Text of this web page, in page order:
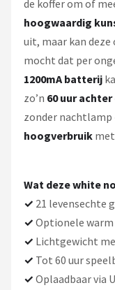
de koffer om of
hoogwaardig
uit, maar kan deze
mocht dat per
1200mA batterij
zo’n 60 uur
zonder nachtlamp
hoogverbruik
Wat deze white
✓ 21 levensechte
✓ Optionele
✓ Lichtgewicht
✓ Tot 60 uur
✓ Oplaadbaar via